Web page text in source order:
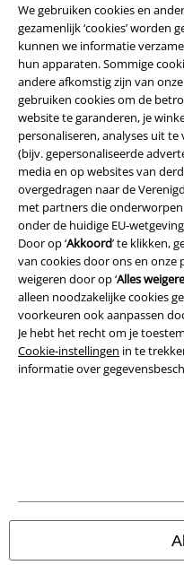
We gebruiken cookies en
gezamenlijk ‘cookies’ worden
kunnen we informatie
hun apparaten. Sommige
andere afkomstig zijn van
gebruiken cookies om de
website te garanderen, je
personaliseren, analyses uit
(bijv. gepersonaliseerde
media en op websites van
overgedragen naar de
met partners die
onder de huidige EU-
Door op ‘Akkoord’ te klikken,
van cookies door ons en onze
weigeren door op ‘Alles
alleen noodzakelijke cookies
voorkeuren ook aanpassen
Je hebt het recht om je
Cookie-instellingen in te
informatie over
Legal
Algemene Voorwaarden
Bedrijfsgegevens
Privacyverklaring
Verklaring van conformiteit
Alle prijzen incl.wettelijke BTW
© 1986-2026 Large